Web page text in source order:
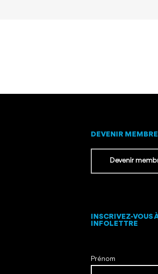
DEVENIR MEMBRE
Devenir
INSCRIVEZ-VOUS
INFOLETTRE
Prénom